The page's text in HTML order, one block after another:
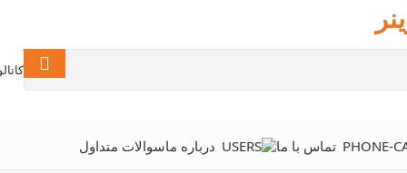
تماس با ما درباره ماسوالات متداول